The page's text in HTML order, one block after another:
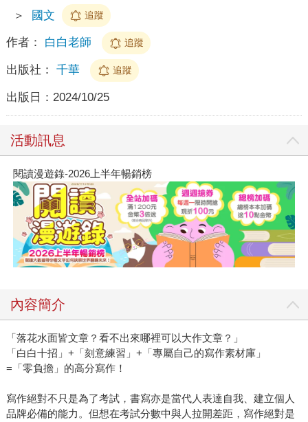
＞
國文 追蹤
作者： 白白老師 追蹤
出版社： 千華 追蹤
出版日： 2024/10/25
活動訊息
閱讀漫遊錄-2026上半年暢銷榜
內容簡介
「落花水面皆文章？看不出來哪裡可以大作文章？」
「白白十招」+「刻意練習」+「專屬自己的寫作素材庫」
=「零負擔」的高分寫作！
寫作絕對不只是為了考試，書寫亦是當代人表達自我、建立個人
品牌必備的能力。但想在考試分數中與人拉開差距，寫作絕對是